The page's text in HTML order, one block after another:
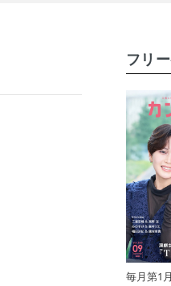
フリ
毎月第1